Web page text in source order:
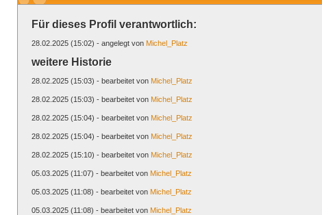
Für dieses Profil verantwortlich:
28.02.2025 (15:02) - angelegt von Michel_Platz
weitere Historie
28.02.2025 (15:03) - bearbeitet von Michel_Platz
28.02.2025 (15:03) - bearbeitet von Michel_Platz
28.02.2025 (15:04) - bearbeitet von Michel_Platz
28.02.2025 (15:04) - bearbeitet von Michel_Platz
28.02.2025 (15:10) - bearbeitet von Michel_Platz
05.03.2025 (11:07) - bearbeitet von Michel_Platz
05.03.2025 (11:08) - bearbeitet von Michel_Platz
05.03.2025 (11:08) - bearbeitet von Michel_Platz